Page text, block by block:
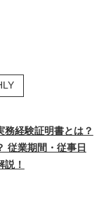
務経験証明書とは？
従業期間・従事日
説！